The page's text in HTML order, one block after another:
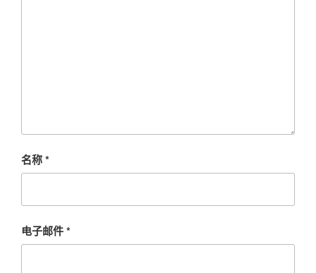
名称*
电子邮件*